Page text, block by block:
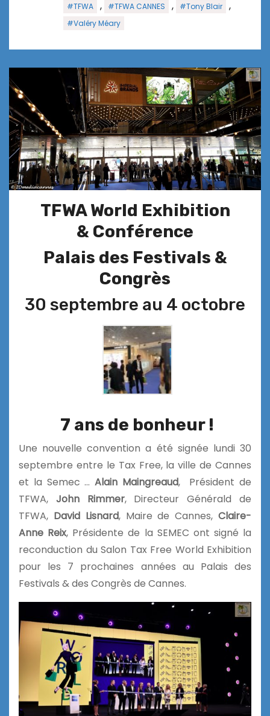
#TFWA , #TFWA CANNES , #Tony Blair ,
#Valéry Méary
TFWA World Exhibition
& Conférence
Palais des Festivals &
Congrès
30 septembre au 4 octobre
7 ans de bonheur !
Une nouvelle convention a été signée lundi 30
septembre entre le Tax Free, la ville de Cannes
et la Semec … Alain Maingreaud, Président de
TFWA, John Rimmer, Directeur Générald de
TFWA, David Lisnard, Maire de Cannes,Claire-
Anne Reix, Présidente de la SEMEC ont signé la
reconduction du Salon Tax Free World Exhibition
pour les 7 prochaines années au Palais des
Festivals & des Congrès de Cannes.